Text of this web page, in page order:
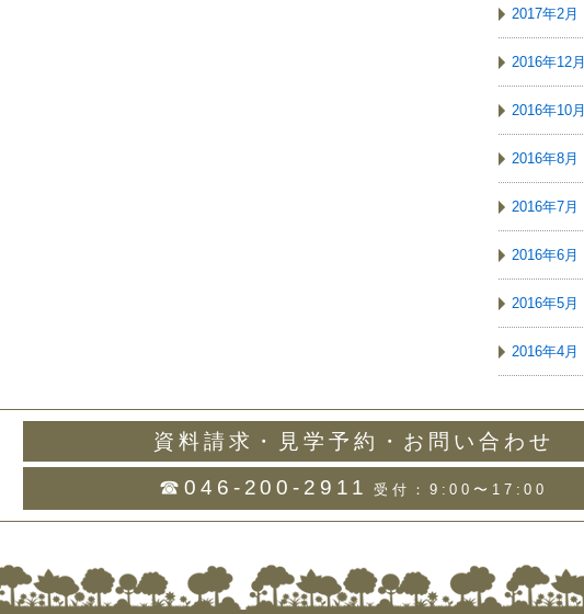
2017年2月
2016年12月
2016年10月
2016年8月
2016年7月
2016年6月
2016年5月
2016年4月
資料請求・見学予約・お問い合わせ
☎046-200-2911
受付：9:00〜17:00